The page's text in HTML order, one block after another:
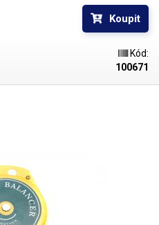
dávkování i při
chemického
Koupit
Kód:
100671